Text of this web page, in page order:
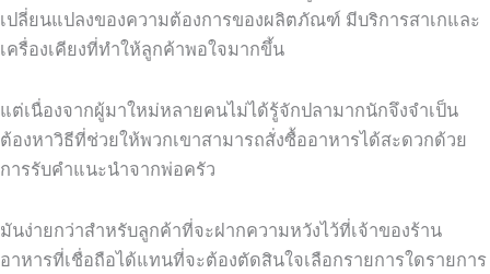
เปลี่ยนแปลงของความต้องการของผลิตภัณฑ์ มีบริการสาเกและ
เครื่องเคียงที่ทำให้ลูกค้าพอใจมากขึ้น
แต่เนื่องจากผู้มาใหม่หลายคนไม่ได้รู้จักปลามากนักจึงจำเป็น
ต้องหาวิธีที่ช่วยให้พวกเขาสามารถสั่งซื้ออาหารได้สะดวกด้วย
การรับคำแนะนำจากพ่อครัว
มันง่ายกว่าสำหรับลูกค้าที่จะฝากความหวังไว้ที่เจ้าของร้าน
อาหารที่เชื่อถือได้แทนที่จะต้องตัดสินใจเลือกรายการใดรายการ